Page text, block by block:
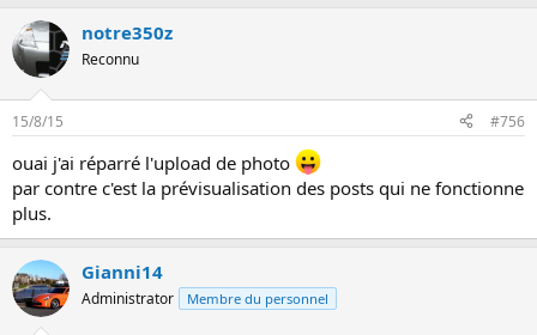
notre350z
Reconnu
15/8/15 #756
ouai j'ai réparré l'upload de photo
par contre c'est la prévisualisation des posts qui ne fonctionne
plus.
Gianni14
Administrator Membre du personnel